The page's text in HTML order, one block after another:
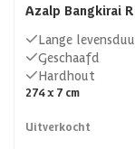
Azalp Bangkirai
Lange
Geschaafd
Hardhout
274 x 7 cm
Uitverkocht